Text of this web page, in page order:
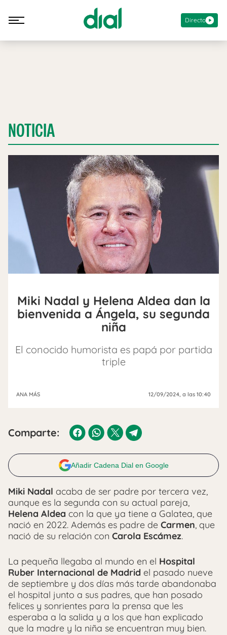
Directo
NOTICIA
Miki Nadal y Helena Aldea dan la
bienvenida a Ángela, su segunda
niña
El conocido humorista es papá por partida
triple
ANA MÁS 12/09/2024 , a las 10:40
Comparte:
Añadir Cadena Dial en Google
Miki Nadal acaba de ser padre por tercera vez,
aunque es la segunda con su actual pareja,
Helena Aldea con la que ya tiene a Galatea, que
nació en 2022. Además es padre de Carmen, que
nació de su relación con Carola Escámez.
La pequeña llegaba al mundo en el Hospital
Ruber Internacional de Madrid el pasado nueve
de septiembre y dos días más tarde abandonaba
el hospital junto a sus padres, que han posado
felices y sonrientes para la prensa que les
esperaba a la salida y a los que han explicado
que la madre y la niña se encuentran muy bien.